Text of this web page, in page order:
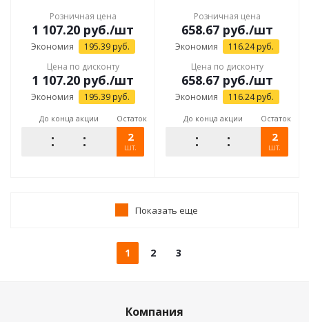
Розничная цена
1 107.20 руб./шт
Экономия 195.39руб.
Цена по дисконту
1 107.20 руб./шт
Экономия 195.39руб.
До конца акции Остаток
2
шт.
Розничная цена
658.67руб./шт
Экономия 116.24руб.
Цена по дисконту
658.67руб./шт
Экономия 116.24руб.
До конца акции Остаток
2
шт.
Показать еще
1 2 3
Компания